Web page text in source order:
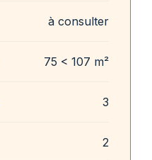
à consulter
75 < 107 m²
3
2